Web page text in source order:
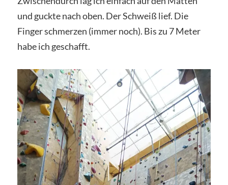
und guckte nach oben. Der Schweiß lief. Die
Finger schmerzen (immer noch). Bis zu 7 Meter
habe ich geschafft.